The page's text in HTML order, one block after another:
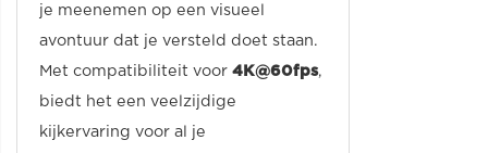
je meenemen op een visueel
avontuur dat je versteld doet staan.
Met compatibiliteit voor 4K@60fps,
biedt het een veelzijdige
kijkervaring voor al je